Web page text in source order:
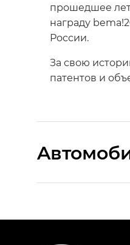
прошедшее
награду
России.
За свою
патентов и